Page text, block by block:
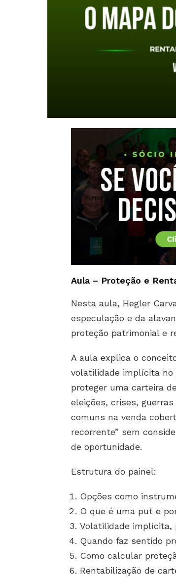
Aula – Proteção e
Nesta aula, Hegler
especulação e da
proteção patrimonial e
A aula explica o
volatilidade implícita no
proteger uma carteira
eleições, crises,
comuns na venda
recorrente” sem
de oportunidade.
Estrutura do painel:
Opções como
O que é uma put e
Volatilidade implícita,
Quando faz sentido
Como calcular
Rentabilização de